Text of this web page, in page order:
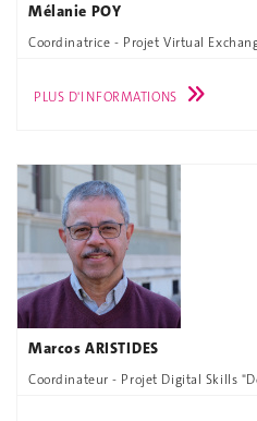
Mélanie POY
Coordinatrice - Projet Virtual
PLUS D'INFORMATIONS
Marcos ARISTIDES
Coordinateur - Projet Digital Skills